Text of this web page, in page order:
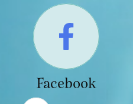
Facebook